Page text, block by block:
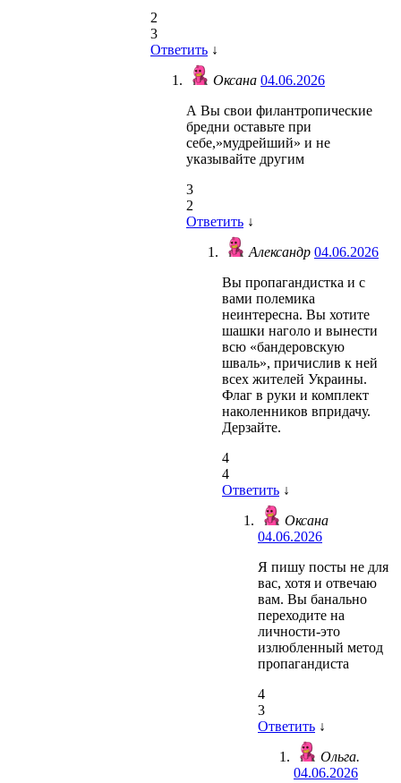
2
3
Ответить ↓
Оксана 04.06.2026
А Вы свои филантропические
бредни оставьте при
себе,»мудрейший» и не
указывайте другим
3
2
Ответить ↓
Александр 04.06.2026
Вы пропагандистка и с
вами полемика
неинтересна. Вы хотите
шашки наголо и вынести
всю «бандеровскую
шваль», причислив к ней
всех жителей Украины.
Флаг в руки и комплект
наколенников впридачу.
Дерзайте.
4
4
Ответить ↓
Оксана
04.06.2026
Я пишу посты не для
вас, хотя и отвечаю
вам. Вы банально
переходите на
личности-это
излюбленный метод
пропагандиста
4
3
Ответить ↓
Ольга.
04.06.2026